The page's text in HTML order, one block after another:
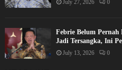
July 27, 2026 0
Febrie Belum
Jadi Tersangka, Ini
July 13, 2026 0